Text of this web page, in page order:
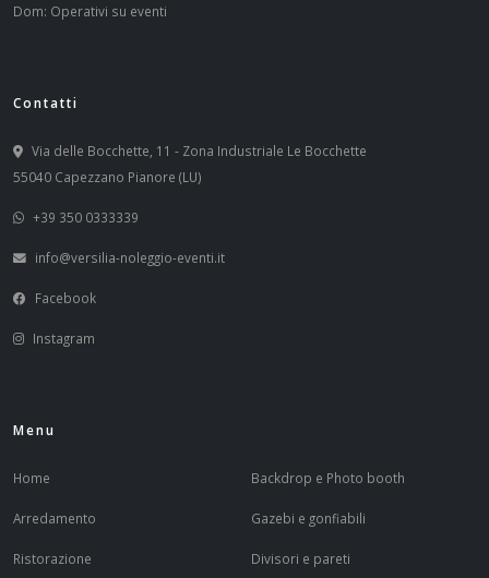
Dom: Operativi su eventi
Contatti
Via delle Bocchette, 11 - Zona Industriale Le Bocchette
55040 Capezzano Pianore (LU)
+39 350 0333339
info@versilia-noleggio-eventi.it
Facebook
Instagram
Menu
Home
Arredamento
Ristorazione
Backdrop e Photo booth
Gazebi e gonfiabili
Divisori e pareti